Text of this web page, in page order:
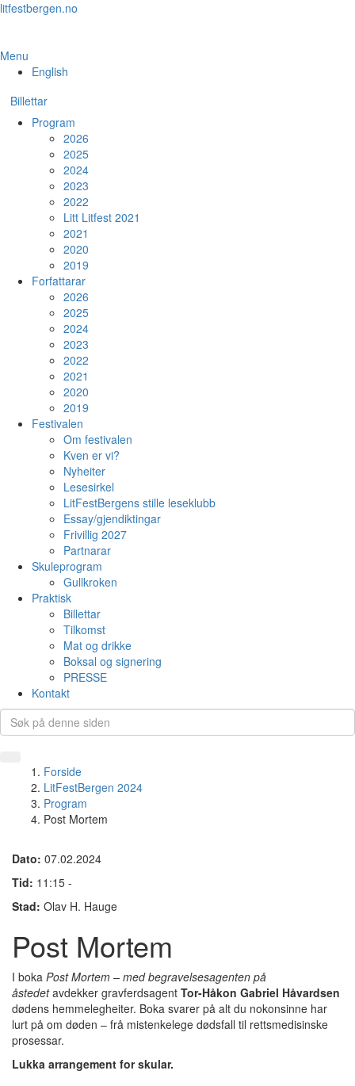
Skip
content
litfestbergen.no
Menu
English
Billettar
Program
2026
2025
2024
2023
2022
Litt Litfest 2021
2021
2020
2019
Forfattarar
2026
2025
2024
2023
2022
2021
2020
2019
Festivalen
Om festivalen
Kven er vi?
Nyheiter
Lesesirkel
LitFestBergens stille leseklubb
Essay/gjendiktingar
Frivillig 2027
Partnarar
Skuleprogram
Gullkroken
Praktisk
Billettar
Tilkomst
Mat og drikke
Boksal og signering
PRESSE
Kontakt
Forside
LitFestBergen 2024
Program
Post Mortem
Dato: 07.02.2024
Tid: 11:15 -
Stad: Olav H. Hauge
Post Mortem
I boka Post Mortem – med begravelsesagenten på
åstedetavdekker gravferdsagent Tor-Håkon Gabriel Håvardsen
dødens hemmelegheiter. Boka svarer på alt du nokonsinne har
lurt på om døden – frå mistenkelege dødsfall til rettsmedisinske
prosessar.
Lukka arrangement for skular.